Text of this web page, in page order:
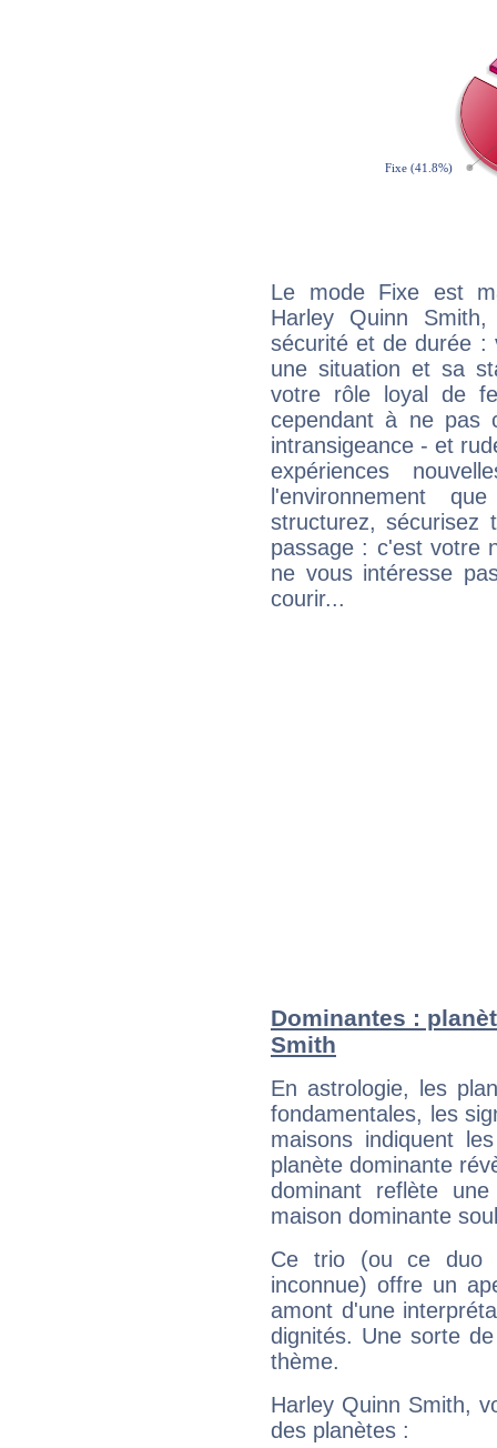
Le mode Fixe est
Harley Quinn
sécurité et de durée :
une situation et sa
votre rôle loyal de
cependant à ne pas
intransigeance - et
expériences
l'environnement
structurez, sécurisez
passage : c'est votre
ne vous intéresse
courir...
Dominantes :
Smith
En astrologie, les
fondamentales, les
maisons indiquent
planète dominante
dominant reflète
maison dominante
Ce trio (ou ce duo
inconnue) offre un
amont d'une
dignités. Une sorte
thème.
Harley Quinn Smith,
des planètes :